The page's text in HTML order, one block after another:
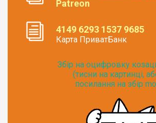
Patreon
4149 6293 1537 9685
Карта ПриватБанк
Збір на оцифровку
(тисни на картинці,
посилання на збір